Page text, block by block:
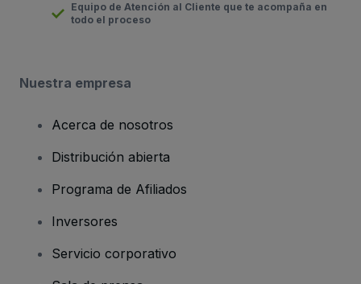
Equipo de Atención al Cliente que te acompaña en
todo el proceso
Nuestra empresa
Acerca de nosotros
Distribución abierta
Programa de Afiliados
Inversores
Servicio corporativo